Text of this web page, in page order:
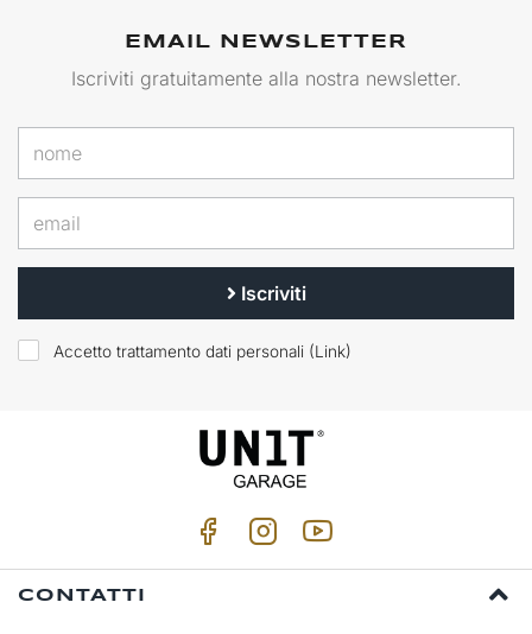
EMAIL NEWSLETTER
Iscriviti gratuitamente alla nostra newsletter.
Iscriviti
Accetto trattamento dati personali (Link)
CONTATTI